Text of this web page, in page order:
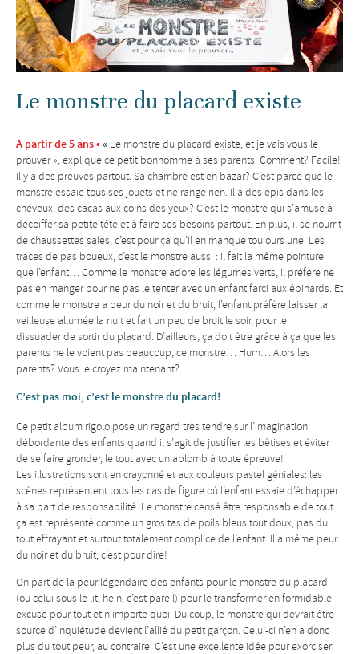
Le monstre du placard existe
A partir de 5 ans • « Le monstre du placard existe, et je vais vous le
prouver », explique ce petit bonhomme à ses parents. Comment? Facile!
Il y a des preuves partout. Sa chambre est en bazar? C’est parce que le
monstre essaie tous ses jouets et ne range rien. Il a des épis dans les
cheveux, des cacas aux coins des yeux? C’est le monstre qui s’amuse à
décoiffer sa petite tête et à faire ses besoins partout. En plus, il se nourrit
de chaussettes sales, c’est pour ça qu’il en manque toujours une. Les
traces de pas boueux, c’est le monstre aussi : il fait la même pointure
que l’enfant… Comme le monstre adore les légumes verts, il préfère ne
pas en manger pour ne pas le tenter avec un enfant farci aux épinards. Et
comme le monstre a peur du noir et du bruit, l’enfant préfère laisser la
veilleuse allumée la nuit et fait un peu de bruit le soir, pour le
dissuader de sortir du placard. D’ailleurs, ça doit être grâce à ça que les
parents ne le voient pas beaucoup, ce monstre… Hum… Alors les
parents? Vous le croyez maintenant?
C’est pas moi, c’est le monstre du placard!
Ce petit album rigolo pose un regard très tendre sur l’imagination
débordante des enfants quand il s’agit de justifier les bêtises et éviter
de se faire gronder, le tout avec un aplomb à toute épreuve!
Les illustrations sont en crayonné et aux couleurs pastel géniales: les
scènes représentent tous les cas de figure où l’enfant essaie d’échapper
à sa part de responsabilité. Le monstre censé être responsable de tout
ça est représenté comme un gros tas de poils bleus tout doux, pas du
tout effrayant et surtout totalement complice de l’enfant. Il a même peur
du noir et du bruit, c’est pour dire!
On part de la peur légendaire des enfants pour le monstre du placard
(ou celui sous le lit, hein, c’est pareil) pour le transformer en formidable
excuse pour tout et n’importe quoi. Du coup, le monstre qui devrait être
source d’inquiétude devient l’allié du petit garçon. Celui-ci n’en a donc
plus du tout peur, au contraire. C’est une excellente idée pour exorciser